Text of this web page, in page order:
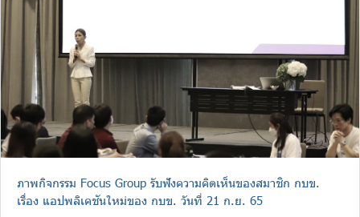
ภาพกิจกรรม Focus Group รับฟังความคิดเห็นของสมาชิก กบข.
เรื่อง แอปพลิเคชันใหม่ของ กบข. วันที่ 21 ก.ย. 65